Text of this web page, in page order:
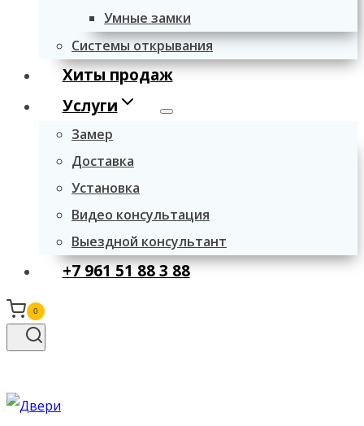
Умные замки
Системы открывания
Хиты продаж
Услуги
Замер
Доставка
Установка
Видео консультация
Выездной консультант
+7 961 51 88 3 88
0